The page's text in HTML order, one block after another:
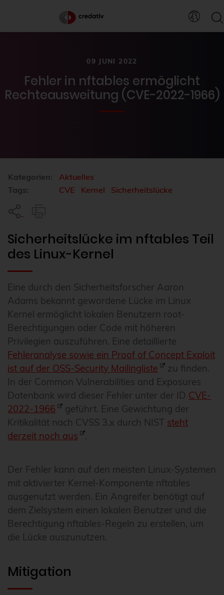
09 JUNI 2022
Fehler in nftables ermöglicht
Rechteausweitung (CVE-2022-1966)
Kategorien:
Aktuelles
Tags:
CVE Kernel Sicherheitslücke
Sicherheitslücke im nftables Teil
des Linux-Kernel
Eine durch den Sicherheitsforscher Aaron
Adams bekannt gewordene Lücke im Linux
Kernel ermöglicht lokalen Benutzern root-
Berechtigungen oder Code mit höheren
Privilegien auszuführen. Eine detaillierte
Fehleranalyse sowie ein Proof of Concept Exploit
ist auf der OSS-Security Mailingliste
zu finden.
In der Common Vulnerabilities and Exposures
Datenbank wird dieser Fehler unter der ID CVE-
2022-1966
geführt. Eine Gewichtung der
Kritikalität nach CVSS 3.x durch NIST steht
derzeit noch aus
.
Der Fehler kann auf den meisten Linux-Systemen
mit aktivierter Kernel-Komponente nftables
ausgenutzt werden. Ein Angreifer benötigt auf
dem Zielsystem einen lokalen Benutzer und die
Berechtigung nftables-Regeln zu erstellen, um
die Lücke auszunutzen.
Mitigation